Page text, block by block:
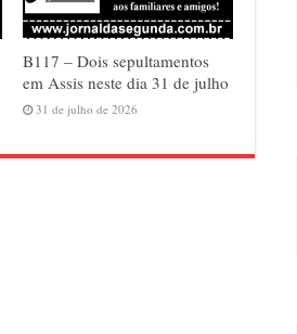
B117 – Dois sepultamentos
em Assis neste dia 31 de julho
31 de julho de 2026